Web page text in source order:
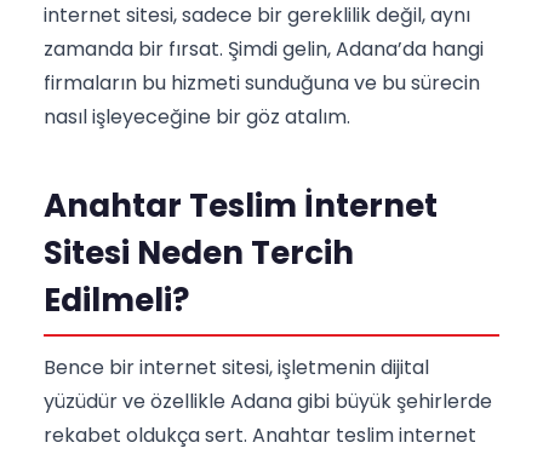
internet sitesi, sadece bir gereklilik değil, aynı
zamanda bir fırsat. Şimdi gelin, Adana’da hangi
firmaların bu hizmeti sunduğuna ve bu sürecin
nasıl işleyeceğine bir göz atalım.
Anahtar Teslim İnternet
Sitesi Neden Tercih
Edilmeli?
Bence bir internet sitesi, işletmenin dijital
yüzüdür ve özellikle Adana gibi büyük şehirlerde
rekabet oldukça sert. Anahtar teslim internet